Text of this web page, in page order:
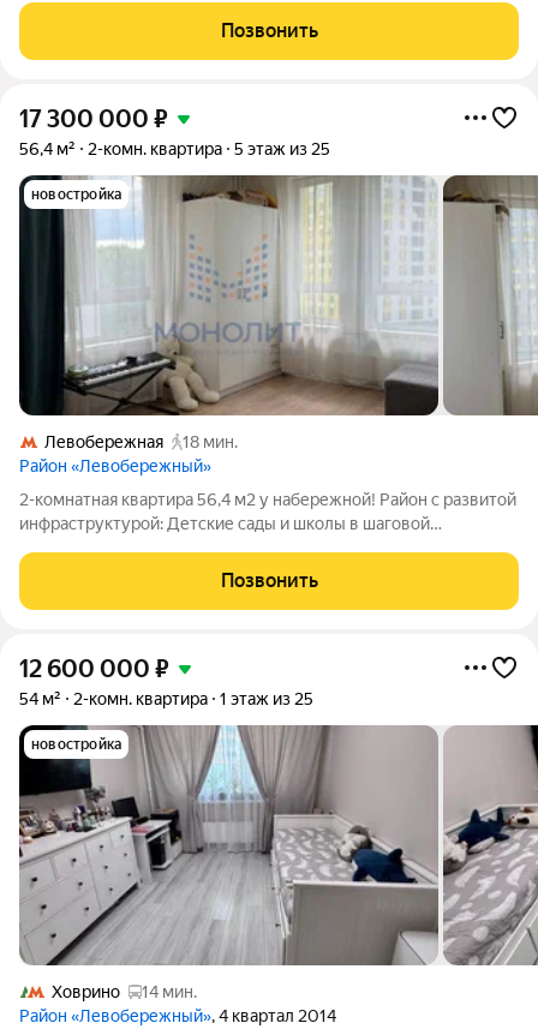
в монолитнокирпичном доме ЖК «Звезда России». Квартира
полностью готова к заселению:
Позвонить
17 300 000 ₽
56,4 м² 2-комн. квартира 5 этаж из 25
новостройка
Левобережная
18 мин.
Район «Левобережный»
2-комнатная квартира 56,4 м2 у набережной! Район с развитой
инфраструктурой: Детские сады и школы в шаговой
аптеки; Парк Экоберег с благоустроенной набережной канала
им. Москвы прямо рядом с домом;
Позвонить
12 600 000 ₽
54 м² 2-комн. квартира 1 этаж из 25
новостройка
Ховрино
14 мин.
Район «Левобережный», 4 квартал 2014